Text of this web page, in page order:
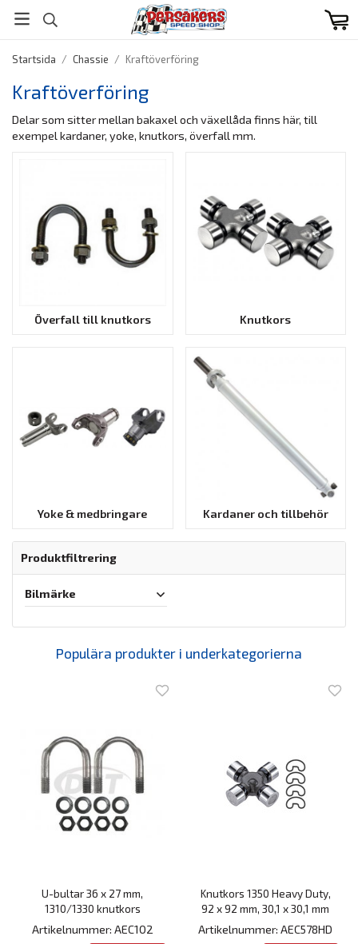
Startsida / Chassie / Kraftöverföring
Kraftöverföring
Delar som sitter mellan bakaxel och växellåda finns här, till
exempel kardaner, yoke, knutkors, överfall mm.
Överfall till knutkors Knutkors
Yoke & medbringare Kardaner och tillbehör
Produktfiltrering
Bilmärke
Populära produkter i underkategorierna
U-bultar 36 x 27 mm,
1310/1330 knutkors
Artikelnummer: AEC102
Knutkors 1350 Heavy Duty,
92 x 92 mm, 30,1 x 30,1 mm
Artikelnummer: AEC578HD